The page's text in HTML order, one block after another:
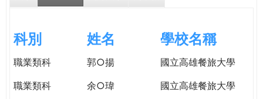
格。
e
r
科別 姓名 學校名稱
職業類科 郭○揚
國立高雄餐旅大學
職業類科
余○瑋
國立高雄餐旅大學